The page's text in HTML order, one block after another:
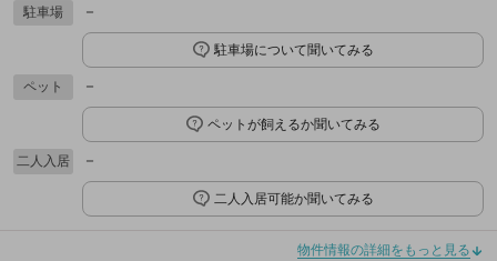
駐車場 －
駐車場について聞いてみる
ペット －
ペットが飼えるか聞いてみる
二人入居 －
二人入居可能か聞いてみる
物件情報の詳細をもっと見る